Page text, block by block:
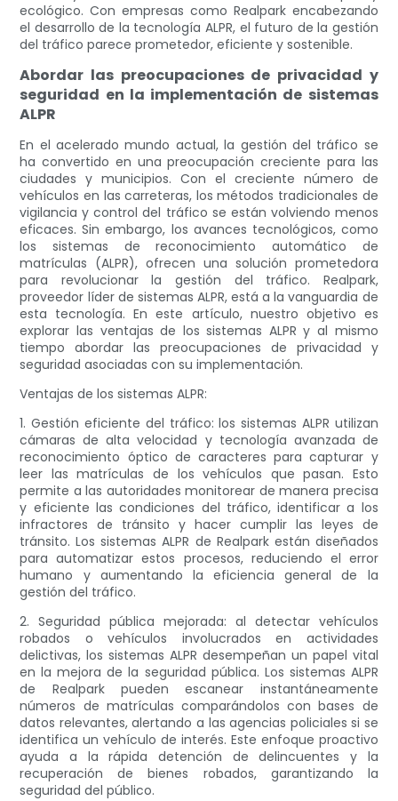
ecológico. Con empresas como Realpark encabezando
el desarrollo de la tecnología ALPR, el futuro de la gestión
del tráfico parece prometedor, eficiente y sostenible.
Abordar las preocupaciones de privacidad y
seguridad en la implementación de sistemas
ALPR
En el acelerado mundo actual, la gestión del tráfico se
ha convertido en una preocupación creciente para las
ciudades y municipios. Con el creciente número de
vehículos en las carreteras, los métodos tradicionales de
vigilancia y control del tráfico se están volviendo menos
eficaces. Sin embargo, los avances tecnológicos, como
los sistemas de reconocimiento automático de
matrículas (ALPR), ofrecen una solución prometedora
para revolucionar la gestión del tráfico. Realpark,
proveedor líder de sistemas ALPR, está a la vanguardia de
esta tecnología. En este artículo, nuestro objetivo es
explorar las ventajas de los sistemas ALPR y al mismo
tiempo abordar las preocupaciones de privacidad y
seguridad asociadas con su implementación.
Ventajas de los sistemas ALPR:
1. Gestión eficiente del tráfico: los sistemas ALPR utilizan
cámaras de alta velocidad y tecnología avanzada de
reconocimiento óptico de caracteres para capturar y
leer las matrículas de los vehículos que pasan. Esto
permite a las autoridades monitorear de manera precisa
y eficiente las condiciones del tráfico, identificar a los
infractores de tránsito y hacer cumplir las leyes de
tránsito. Los sistemas ALPR de Realpark están diseñados
para automatizar estos procesos, reduciendo el error
humano y aumentando la eficiencia general de la
gestión del tráfico.
2. Seguridad pública mejorada: al detectar vehículos
robados o vehículos involucrados en actividades
delictivas, los sistemas ALPR desempeñan un papel vital
en la mejora de la seguridad pública. Los sistemas ALPR
de Realpark pueden escanear instantáneamente
números de matrículas comparándolos con bases de
datos relevantes, alertando a las agencias policiales si se
identifica un vehículo de interés. Este enfoque proactivo
ayuda a la rápida detención de delincuentes y la
recuperación de bienes robados, garantizando la
seguridad del público.